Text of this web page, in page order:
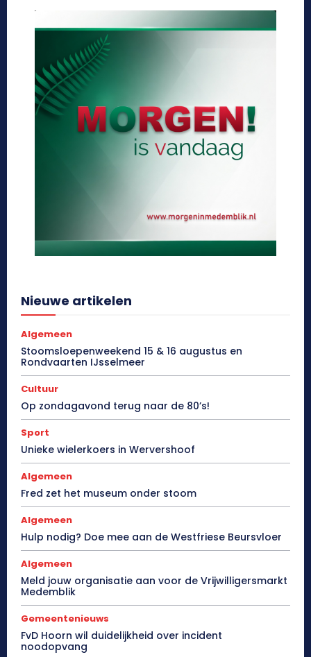
Nieuwe artikelen
Algemeen
Stoomsloepenweekend 15 & 16 augustus en
Rondvaarten IJsselmeer
Cultuur
Op zondagavond terug naar de 80’s!
Sport
Unieke wielerkoers in Wervershoof
Algemeen
Fred zet het museum onder stoom
Algemeen
Hulp nodig? Doe mee aan de Westfriese Beursvloer
Algemeen
Meld jouw organisatie aan voor de Vrijwilligersmarkt
Medemblik
Gemeentenieuws
FvD Hoorn wil duidelijkheid over incident
noodopvang